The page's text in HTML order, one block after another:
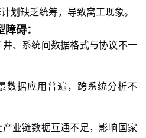
划缺乏统筹，导致窝工现象。
碍：
井、系统间数据格式与协议不一
数据应用普遍，跨系统分析不
产业链数据互通不足，影响国家